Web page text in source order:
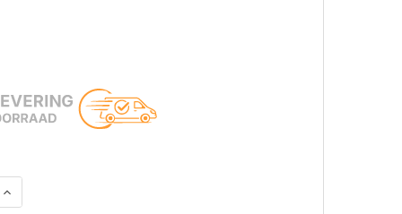
VAN CONSOLE PLAAT Ø 150/200 MM
VERHOOG AANTAL VAN CONSOLE PLAAT Ø 150/200 MM